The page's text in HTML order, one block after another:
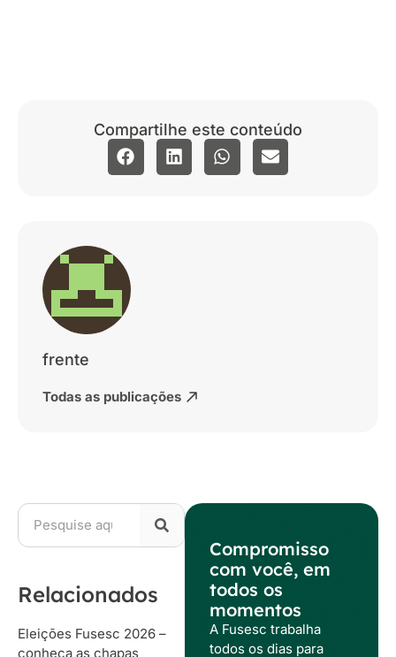
Compartilhe este conteúdo
frente
Todas as publicações
Relacionados
Eleições Fusesc 2026 –
conheça as chapas
Compromisso
com você, em
todos os
momentos
A Fusesc trabalha
todos os dias para